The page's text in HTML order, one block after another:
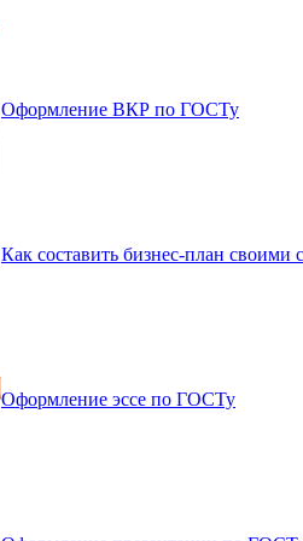
Оформление ВКР по ГОСТу
Как составить бизнес-план своими
Оформление эссе по ГОСТу